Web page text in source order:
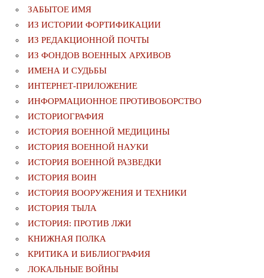
ЗАБЫТОЕ ИМЯ
ИЗ ИСТОРИИ ФОРТИФИКАЦИИ
ИЗ РЕДАКЦИОННОЙ ПОЧТЫ
ИЗ ФОНДОВ ВОЕННЫХ АРХИВОВ
ИМЕНА И СУДЬБЫ
ИНТЕРНЕТ-ПРИЛОЖЕНИЕ
ИНФОРМАЦИОННОЕ ПРОТИВОБОРСТВО
ИСТОРИОГРАФИЯ
ИСТОРИЯ ВОЕННОЙ МЕДИЦИНЫ
ИСТОРИЯ ВОЕННОЙ НАУКИ
ИСТОРИЯ ВОЕННОЙ РАЗВЕДКИ
ИСТОРИЯ ВОИН
ИСТОРИЯ ВООРУЖЕНИЯ И ТЕХНИКИ
ИСТОРИЯ ТЫЛА
ИСТОРИЯ: ПРОТИВ ЛЖИ
КНИЖНАЯ ПОЛКА
КРИТИКА И БИБЛИОГРАФИЯ
ЛОКАЛЬНЫЕ ВОЙНЫ